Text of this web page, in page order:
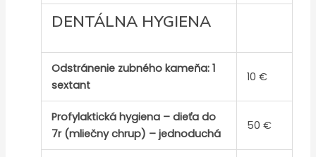
DENTÁLNA HYGIENA
Odstránenie zubného kameňa: 1
sextant
10 €
Profylaktická hygiena – dieťa do
7r (mliečny chrup) – jednoduchá
50 €